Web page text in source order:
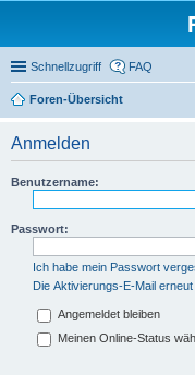
Schnellzugriff FAQ
Foren-Übersicht
Anmelden
Benutzername:
Passwort:
Ich habe mein Passwort
Die Aktivierungs-E-Mail
Angemeldet bleiben
Meinen Online-Status